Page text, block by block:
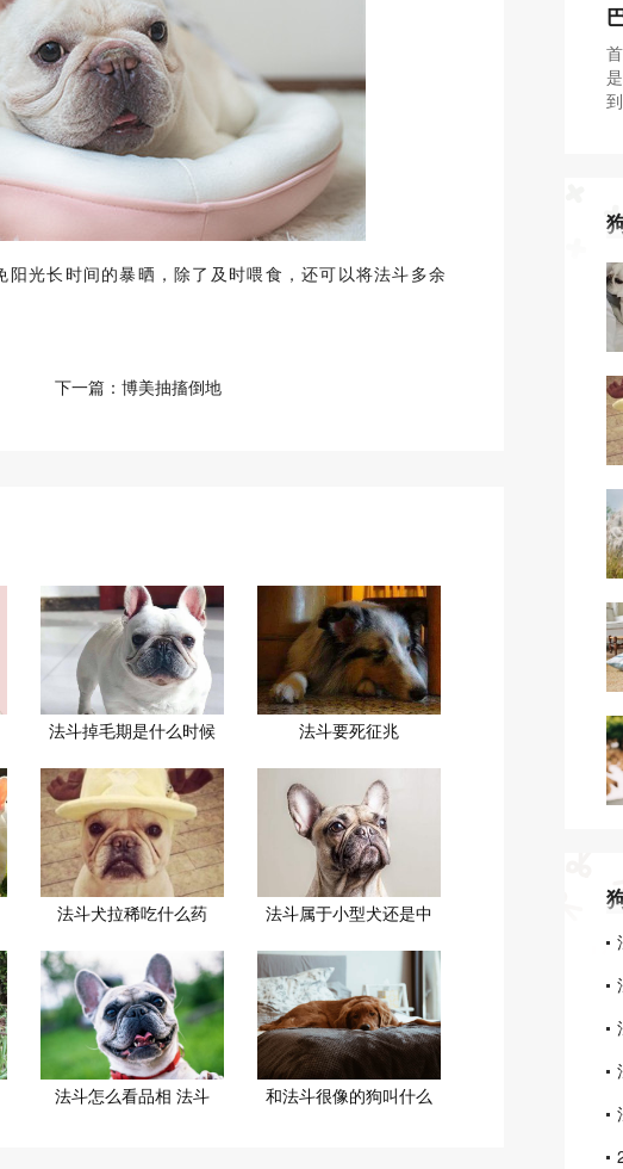
光长时间的暴晒，除了及时喂食，还可以将法斗多余
下一篇： 博美抽搐倒地
法斗掉毛期是什么时候 法斗要死征兆
法斗犬拉稀吃什么药 法斗属于小型犬还是中
法斗怎么看品相 法斗 和法斗很像的狗叫什么